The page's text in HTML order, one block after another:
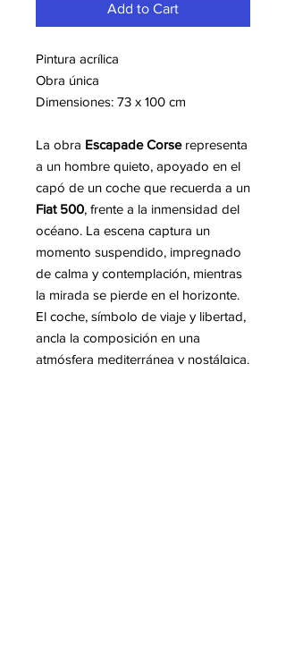
Add to Cart
Pintura acrílica
Obra única
Dimensiones: 73 x 100 cm
La obra Escapade Corserepresenta
a un hombre quieto, apoyado en el
capó de un coche que recuerda a un
Fiat 500, frente a la inmensidad del
océano. La escena captura un
momento suspendido, impregnado
de calma y contemplación, mientras
la mirada se pierde en el horizonte.
El coche, símbolo de viaje y libertad,
ancla la composición en una
atmósfera mediterránea y nostálgica.